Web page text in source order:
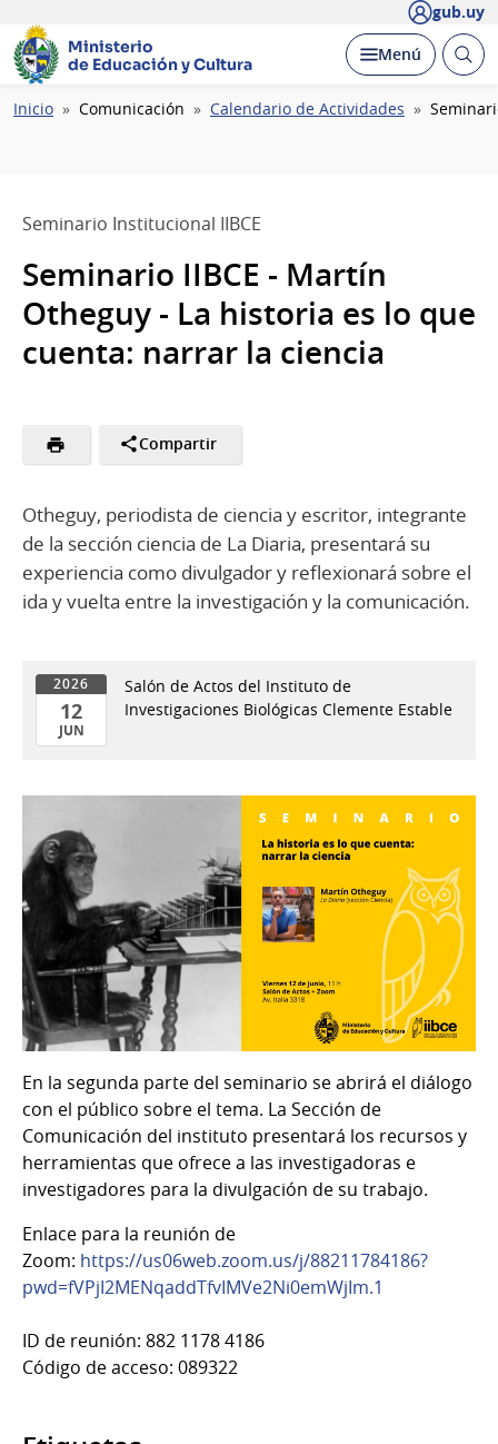
gub.uy
Ministerio
de Educación y Cultura
Desplegar
Menú Abrir
Ruta
Inicio Comunicación Calendario de Actividades
Seminario Institucional IIBCE
Seminario IIBCE - Martín
Otheguy - La historia es lo que
cuenta: narrar la ciencia
Compartir
Otheguy, periodista de ciencia y escritor, integrante
de la sección ciencia de La Diaria, presentará su
experiencia como divulgador y reflexionará sobre el
ida y vuelta entre la investigación y la comunicación.
2026
12
JUN
del
2026
Salón de Actos del Instituto de
Investigaciones Biológicas Clemente Estable
En la segunda parte del seminario se abrirá el diálogo
con el público sobre el tema. La Sección de
Comunicación del instituto presentará los recursos y
herramientas que ofrece a las investigadoras e
investigadores para la divulgación de su trabajo.
Enlace para la reunión de
Zoom: https://us06web.zoom.us/j/88211784186?
pwd=fVPjI2MENqaddTfvIMVe2Ni0emWjIm.1
ID de reunión: 882 1178 4186
Código de acceso: 089322